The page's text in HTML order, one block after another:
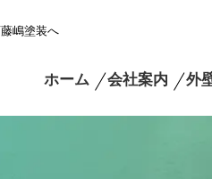
嶋塗装へ
ホーム 会社案内 外